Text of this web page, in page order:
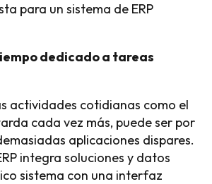
para un sistema de ERP
dedicado a tareas
actividades cotidianas como el
cada vez más, puede ser por
aplicaciones dispares.
integra soluciones y datos
sistema con una interfaz